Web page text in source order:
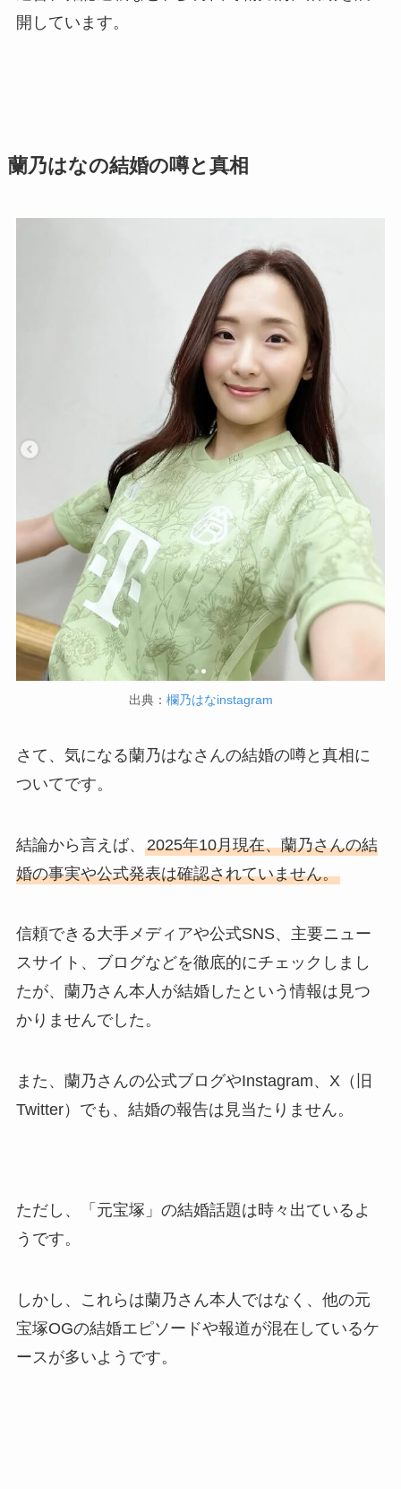
開しています。
蘭乃はなの結婚の噂と真相
出典： 欄乃はなinstagram
さて、気になる蘭乃はなさんの結婚の噂と真相に
ついてです。
結論から言えば、 2025年10月現在、蘭乃さんの結
婚の事実や公式発表は確認されていません。
信頼できる大手メディアや公式SNS、主要ニュー
スサイト、ブログなどを徹底的にチェックしまし
たが、蘭乃さん本人が結婚したという情報は見つ
かりませんでした。
また、蘭乃さんの公式ブログやInstagram、X（旧
Twitter）でも、結婚の報告は見当たりません。
ただし、「元宝塚」の結婚話題は時々出ているよ
うです。
しかし、これらは蘭乃さん本人ではなく、他の元
宝塚OGの結婚エピソードや報道が混在しているケ
ースが多いようです。